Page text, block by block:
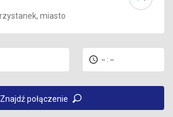
-- : --
Znajdź połączenie